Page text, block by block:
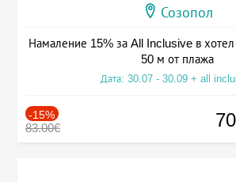
Созопол
Намаление 15% за All Inclusive в
50 м от плажа
Дата: 30.07 - 30.09 + all
-15%
83.00€ 70